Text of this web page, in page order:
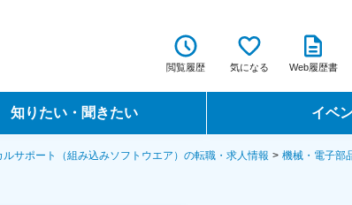
閲覧履歴 気になる Web履歴書
知りたい・聞きたい
ハウ
イベ
転職イベント・転職セ
サポート（組み込みソフトウエア）の転職・求人情報
機械・電子部